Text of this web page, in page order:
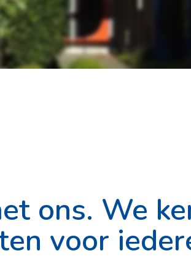
ons. We
voor